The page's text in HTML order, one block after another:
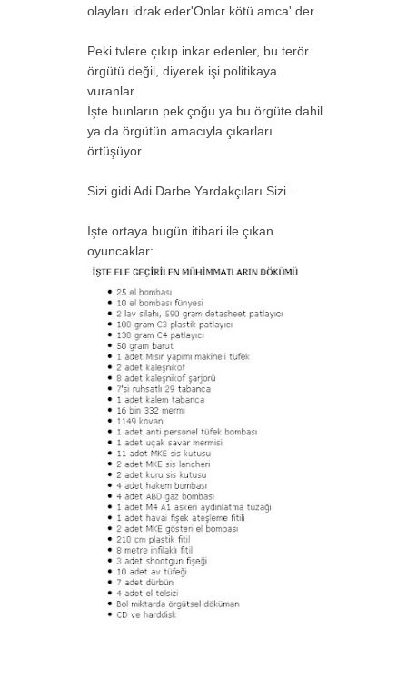
olayları idrak eder'Onlar kötü amca' der.
Peki tvlere çıkıp inkar edenler, bu terör
örgütü değil, diyerek işi politikaya
vuranlar.
İşte bunların pek çoğu ya bu örgüte dahil
ya da örgütün amacıyla çıkarları
örtüşüyor.
Sizi gidi Adi Darbe Yardakçıları Sizi...
İşte ortaya bugün itibari ile çıkan
oyuncaklar: